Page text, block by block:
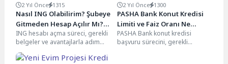
2 Yıl Önce 1315
Nasıl ING Olabilirim? Şubeye
Gitmeden Hesap Açılır Mı?
Hesap Açılışı Ücretli Mi?
ING hesabı açma süreci, gerekli
belgeler ve avantajlarla adım
adım kılavuz. Online hesap
açmanın kolaylıklarını...
2 Yıl Önce 1300
PASHA Bank Konut Kredisi
Limiti ve Faiz Oranı Ne
Kadar?
PASHA Bank konut kredisi
başvuru sürecini, gerekli